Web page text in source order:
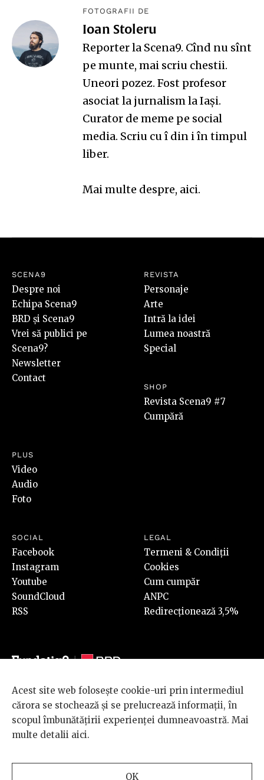
FOTOGRAFII DE
Ioan Stoleru
Reporter la Scena9. Cînd nu sînt
pe munte, mai scriu chestii.
Uneori pozez. Fost profesor
asociat la jurnalism la Iași.
Curator de meme pe social
media. Scriu cu î din i în timpul
liber.
Mai multe despre, aici.
SCENA9
Despre noi
Echipa Scena9
BRD și Scena9
Vrei să publici pe
Scena9?
Newsletter
Contact
REVISTA
Personaje
Arte
Intră la idei
Lumea noastră
Special
SHOP
Revista Scena9 #7
Cumpără
PLUS
Video
Audio
Foto
SOCIAL
Facebook
Instagram
Youtube
SoundCloud
RSS
LEGAL
Termeni & Condiții
Cookies
Cum cumpăr
ANPC
Redirecționează 3,5%
© 2026 BRD Groupe Société Générale, toate drepturile rezervate.
Scena 9 este un proiect sustinut de
BRD GROUPE SOCIÉTÉ
GÉNÉRALE
Acest site web folosește cookie-uri prin intermediul
cărora se stochează și se prelucrează informații, în
scopul îmbunătățirii experienței dumneavoastră. Mai
multe detalii aici.
OK